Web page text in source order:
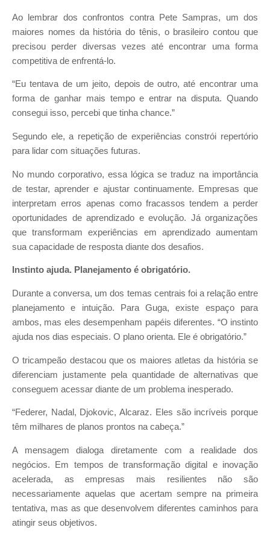
Ao lembrar dos confrontos contra Pete Sampras, um dos
maiores nomes da história do tênis, o brasileiro contou que
precisou perder diversas vezes até encontrar uma forma
competitiva de enfrentá-lo.
“Eu tentava de um jeito, depois de outro, até encontrar uma
forma de ganhar mais tempo e entrar na disputa. Quando
consegui isso, percebi que tinha chance.”
Segundo ele, a repetição de experiências constrói repertório
para lidar com situações futuras.
No mundo corporativo, essa lógica se traduz na importância
de testar, aprender e ajustar continuamente. Empresas que
interpretam erros apenas como fracassos tendem a perder
oportunidades de aprendizado e evolução. Já organizações
que transformam experiências em aprendizado aumentam
sua capacidade de resposta diante dos desafios.
Instinto ajuda. Planejamento é obrigatório.
Durante a conversa, um dos temas centrais foi a relação entre
planejamento e intuição. Para Guga, existe espaço para
ambos, mas eles desempenham papéis diferentes. “O instinto
ajuda nos dias especiais. O plano orienta. Ele é obrigatório.”
O tricampeão destacou que os maiores atletas da história se
diferenciam justamente pela quantidade de alternativas que
conseguem acessar diante de um problema inesperado.
“Federer, Nadal, Djokovic, Alcaraz. Eles são incríveis porque
têm milhares de planos prontos na cabeça.”
A mensagem dialoga diretamente com a realidade dos
negócios. Em tempos de transformação digital e inovação
acelerada, as empresas mais resilientes não são
necessariamente aquelas que acertam sempre na primeira
tentativa, mas as que desenvolvem diferentes caminhos para
atingir seus objetivos.